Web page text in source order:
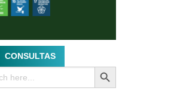
CONSULTAS
SEARCH BUTTON